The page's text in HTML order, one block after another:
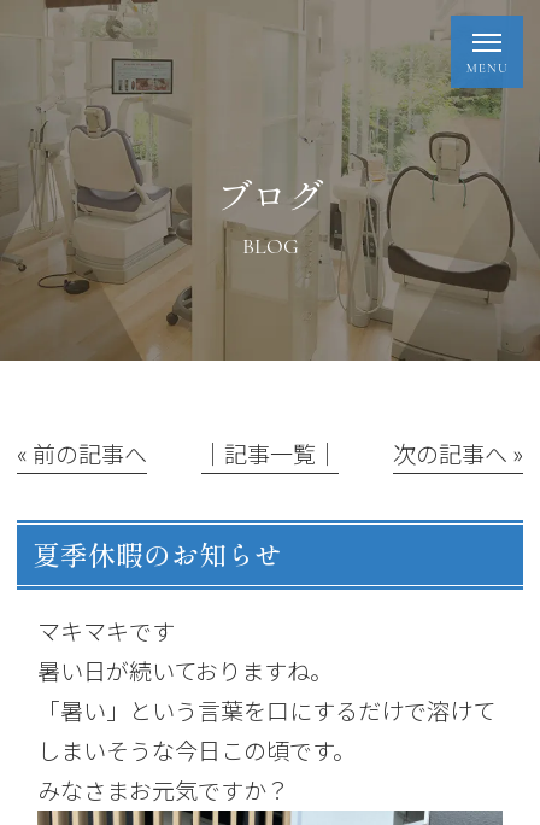
ブログ
BLOG
« 前の記事へ │記事一覧│ 次の記事へ »
夏季休暇のお知らせ
マキマキです
暑い日が続いておりますね。
「暑い」という言葉を口にするだけで溶けて
しまいそうな今日この頃です。
みなさまお元気ですか？